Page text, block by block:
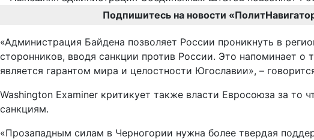
Подпишитесь на новости
«Администрация Байдена позволяет России проникнуть в
сторонников, вводя санкции против России. Это напоминает
является гарантом мира и целостности Югославии», –
Washington Examiner критикует также власти Евросоюза за то
санкциям.
«Прозападным силам в Черногории нужна более твердая